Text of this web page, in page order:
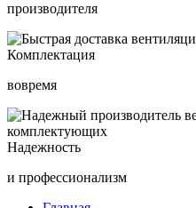
производителя
Комплектация
вовремя
Надежность
и профессионализм